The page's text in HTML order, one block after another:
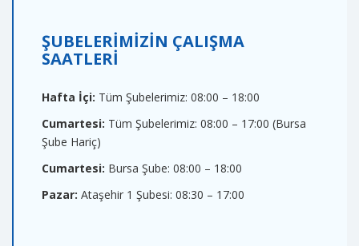
ŞUBELERİMİZİN ÇALIŞMA
SAATLERİ
Hafta İçi: Tüm Şubelerimiz: 08:00 – 18:00
Cumartesi: Tüm Şubelerimiz: 08:00 – 17:00 (Bursa
Şube Hariç)
Cumartesi: Bursa Şube: 08:00 – 18:00
Pazar: Ataşehir 1 Şubesi: 08:30 – 17:00